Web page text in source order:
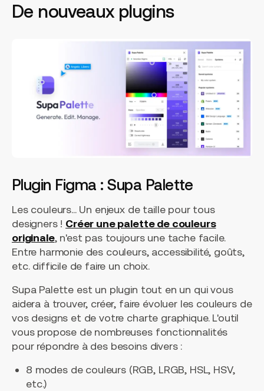
De nouveaux plugins
Plugin Figma : Supa Palette
Les couleurs... Un enjeux de taille pour tous
designers ! Créer une palette de couleurs
originale, n'est pas toujours une tache facile.
Entre harmonie des couleurs, accessibilité, goûts,
etc. difficile de faire un choix.
Supa Palette est un plugin tout en un qui vous
aidera à trouver, créer, faire évoluer les couleurs de
vos designs et de votre charte graphique. L'outil
vous propose de nombreuses fonctionnalités
pour répondre à des besoins divers :
8 modes de couleurs (RGB, LRGB, HSL, HSV,
etc.)